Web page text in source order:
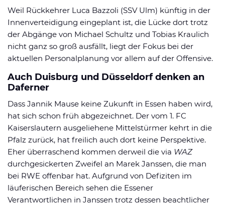
Weil Rückkehrer Luca Bazzoli (SSV Ulm) künftig in der
Innenverteidigung eingeplant ist, die Lücke dort trotz
der Abgänge von Michael Schultz und Tobias Kraulich
nicht ganz so groß ausfällt, liegt der Fokus bei der
aktuellen Personalplanung vor allem auf der Offensive.
Auch Duisburg und Düsseldorf denken an
Daferner
Dass Jannik Mause keine Zukunft in Essen haben wird,
hat sich schon früh abgezeichnet. Der vom 1. FC
Kaiserslautern ausgeliehene Mittelstürmer kehrt in die
Pfalz zurück, hat freilich auch dort keine Perspektive.
Eher überraschend kommen derweil die via WAZ
durchgesickerten Zweifel an Marek Janssen, die man
bei RWE offenbar hat. Aufgrund von Defiziten im
läuferischen Bereich sehen die Essener
Verantwortlichen in Janssen trotz dessen beachtlicher